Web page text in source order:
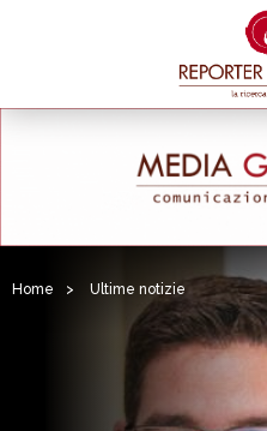
Home > Ultime notizie